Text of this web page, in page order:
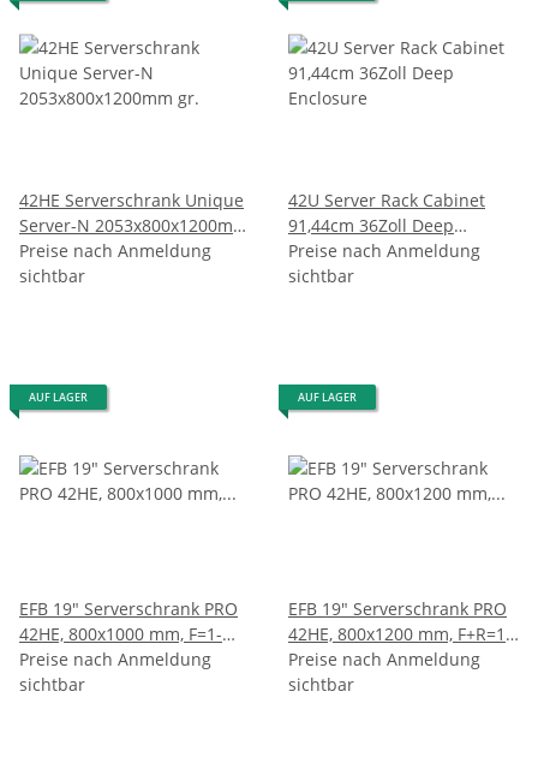
42HE Serverschrank Unique
Server-N 2053x800x1200mm
gr.
Preise nach Anmeldung
sichtbar
42U Server Rack Cabinet
91,44cm 36Zoll Deep
Enclosure
Preise nach Anmeldung
sichtbar
AUF LAGER
EFB 19" Serverschrank PRO
42HE, 800x1000 mm, F=1-
tlg., R=2-tlg., RAL9005
Preise nach Anmeldung
sichtbar
AUF LAGER
EFB 19" Serverschrank PRO
42HE, 800x1200 mm, F+R=1-
tlg., RAL7035
Preise nach Anmeldung
sichtbar